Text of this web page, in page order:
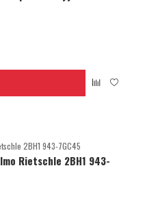
Rietschle 2BH1 943-